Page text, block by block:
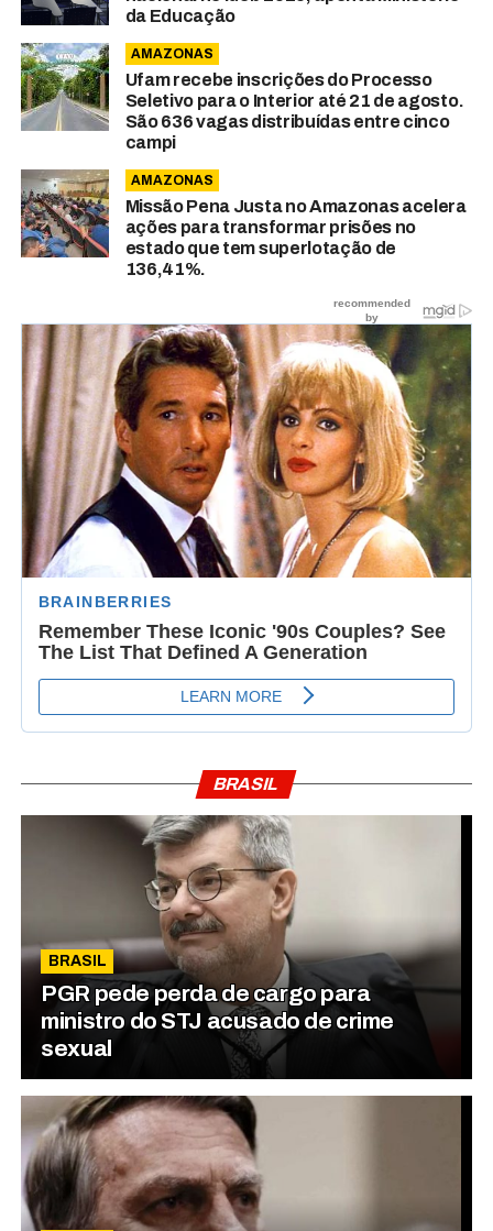
da Educação
AMAZONAS
Ufam recebe inscrições do Processo
Seletivo para o Interior até 21 de agosto.
São 636 vagas distribuídas entre cinco
campi
AMAZONAS
Missão Pena Justa no Amazonas acelera
ações para transformar prisões no
estado que tem superlotação de
136,41%.
BRASIL
BRASIL
PGR pede perda de cargo para
ministro do STJ acusado de crime
sexual